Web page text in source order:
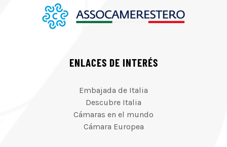
ENLACES DE INTERÉS
Embajada de Italia
Descubre Italia
Cámaras en el mundo
Cámara Europea